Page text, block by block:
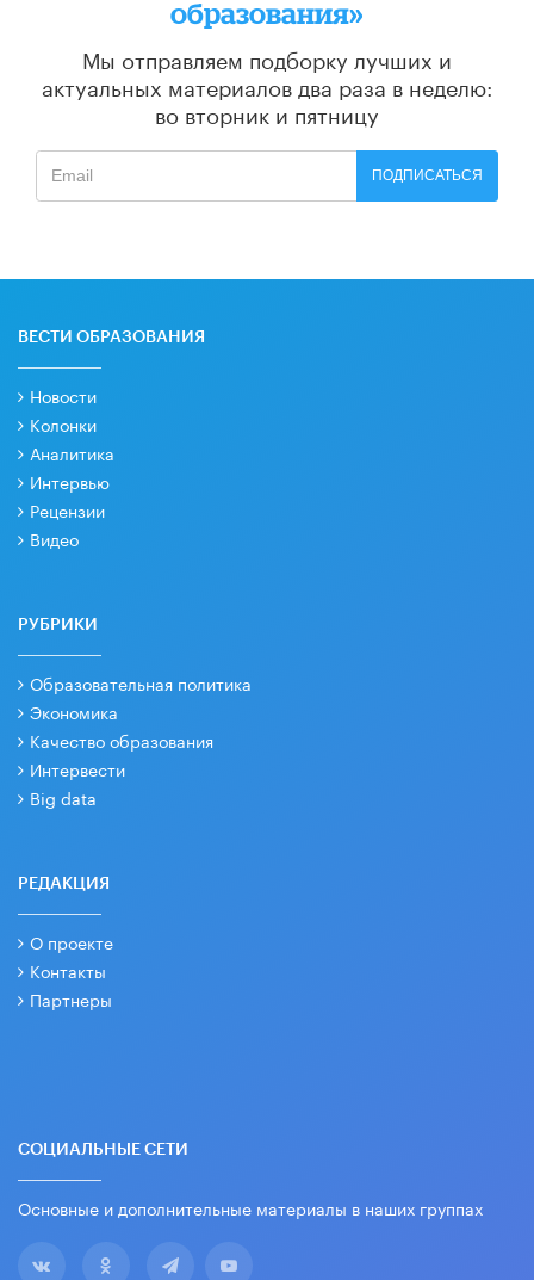
образования»
Мы отправляем подборку лучших и
актуальных материалов два раза в неделю:
во вторник и пятницу
ПОДПИСАТЬСЯ
ВЕСТИ ОБРАЗОВАНИЯ
Новости
Колонки
Аналитика
Интервью
Рецензии
Видео
РУБРИКИ
Образовательная политика
Экономика
Качество образования
Интервести
Big data
РЕДАКЦИЯ
О проекте
Контакты
Партнеры
СОЦИАЛЬНЫЕ СЕТИ
Основные и дополнительные материалы в наших группах